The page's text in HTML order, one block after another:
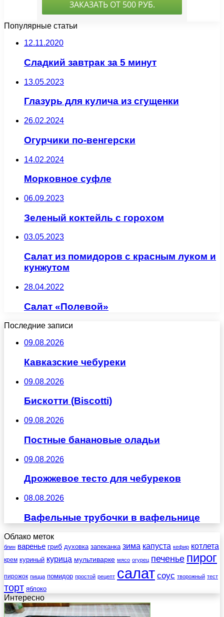
Популярные статьи
12.11.2020
Сладкий завтрак за 5 минут
13.05.2023
Глазурь для кулича из сгущенки
26.02.2024
Огурчики по-венгерски
14.02.2024
Морковное суфле
06.09.2023
Зеленый коктейль с горохом
03.05.2023
Салат из помидоров с красным луком и
кунжутом
28.04.2022
Салат «Полевой»
Последние записи
09.08.2026
Кавказские чебуреки
09.08.2026
Бискотти (Biscotti)
09.08.2026
Постные банановые оладьи
09.08.2026
Дрожжевое тесто для чебуреков
08.08.2026
Вафельные трубочки в вафельнице
Облако меток
блин варенье гриб духовка запеканка зима капуста кефир котлета
крем куриный курица мультиварке мясо огурец печенье пирог
пирожок пицца помидор простой рецепт салат соус творожный тест
торт яблоко
Интересно